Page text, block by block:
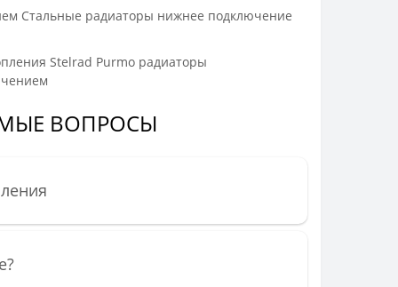
Стальные радиаторы нижнее подключение
Stelrad Purmo радиаторы
ВОПРОСЫ